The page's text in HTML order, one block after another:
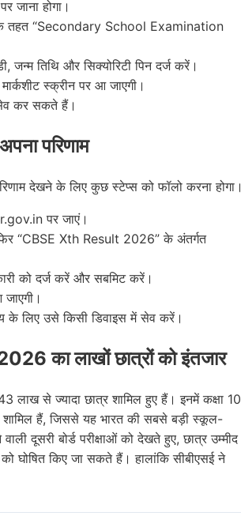
होगा।
तहत “Secondary School Examination
तिथि और सिक्योरिटी पिन दर्ज करें।
स्क्रीन पर आ जाएगी।
कर सकते हैं।
परिणाम
देखने के लिए कुछ स्टेप्स को फॉलो करना होगा।
पर जाएं।
“CBSE Xth Result 2026” के अंतर्गत
को दर्ज करें और सबमिट करें।
के लिए उसे किसी डिवाइस में सेव करें।
का लाखों छात्रों को इंतजार
लाख से ज्यादा छात्र शामिल हुए हैं। इनमें कक्षा 10
हैं, जिससे यह भारत की सबसे बड़ी स्कूल-
दूसरी बोर्ड परीक्षाओं को देखते हुए, छात्र उम्मीद
किए जा सकते हैं। हालांकि सीबीएसई ने